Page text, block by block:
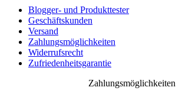
Blogger- und Produkttester
Geschäftskunden
Versand
Zahlungsmöglichkeiten
Widerrufsrecht
Zufriedenheitsgarantie
Zahlungsmöglichkeiten